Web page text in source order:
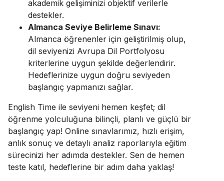
akademik gelişiminizi objektif verilerle
destekler.
Almanca Seviye Belirleme Sınavı:
Almanca öğrenenler için geliştirilmiş olup,
dil seviyenizi Avrupa Dil Portfolyosu
kriterlerine uygun şekilde değerlendirir.
Hedeflerinize uygun doğru seviyeden
başlangıç yapmanızı sağlar.
English Time ile seviyeni hemen keşfet; dil
öğrenme yolculuğuna bilinçli, planlı ve güçlü bir
başlangıç yap! Online sınavlarımız, hızlı erişim,
anlık sonuç ve detaylı analiz raporlarıyla eğitim
sürecinizi her adımda destekler. Sen de hemen
teste katıl, hedeflerine bir adım daha yaklaş!